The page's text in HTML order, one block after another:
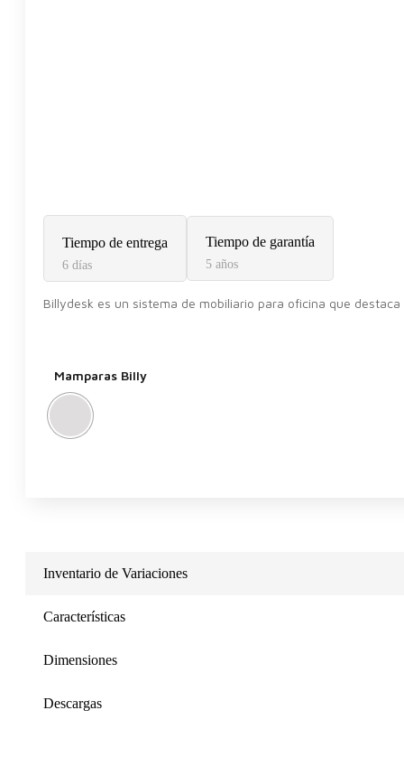
Tiempo de entrega
6 días
Tiempo de garantía
5 años
Billydesk es un sistema de mobiliario para oficina que
Mamparas Billy
Inventario de Variaciones
Características
Dimensiones
Descargas